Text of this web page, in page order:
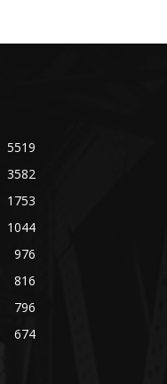
5519
3582
1753
1044
976
816
796
674